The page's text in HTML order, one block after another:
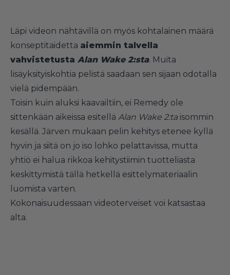
Läpi videon nähtävillä on myös kohtalainen määrä
konseptitaidetta aiemmin talvella
vahvistetusta Alan Wake 2:sta. Muita
lisäyksityiskohtia pelistä saadaan sen sijaan odotalla
vielä pidempään.
Toisin kuin aluksi kaavailtiin, ei Remedy ole
sittenkään aikeissa esitellä Alan Wake 2:ta isommin
kesällä. Järven mukaan pelin kehitys etenee kyllä
hyvin ja siitä on jo iso lohko pelattavissa, mutta
yhtiö ei halua rikkoa kehitystiimin tuotteliasta
keskittymistä tällä hetkellä esittelymateriaalin
luomista varten.
Kokonaisuudessaan videoterveiset voi katsastaa
alta.